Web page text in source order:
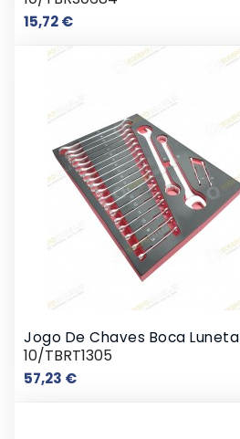
15,72 €Preço
Jogo De Chaves Boca Luneta
10/TBRT1305
57,23 €Preço